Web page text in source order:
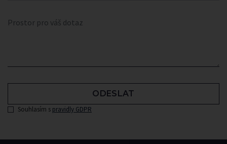
ODESLAT
Souhlasím s pravidly GDPR